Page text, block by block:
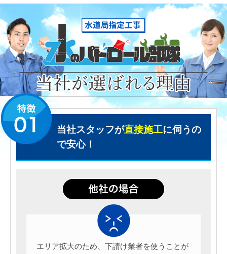
当社スタッフが直接施工に伺うの
で安心！
エリア拡大のため、下請け業者を使うことが